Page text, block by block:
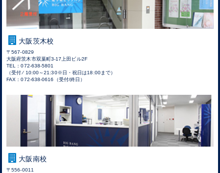
大阪茨木校
〒567-0829
大阪府茨木市双葉町3-17上田ビル2F
TEL：072-638-5801
（受付 ⁄ 10:00～21:30※日・祝日は18:00まで）
FAX：072-638-0616（受付/終日）
大阪南校
〒556-0011